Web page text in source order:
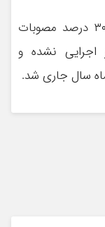
تولایی در پایان خاطرنشان کرد: حدود ۳۰ درصد مصوبات
هنوز اجرایی نشده و
سال جاری شد.